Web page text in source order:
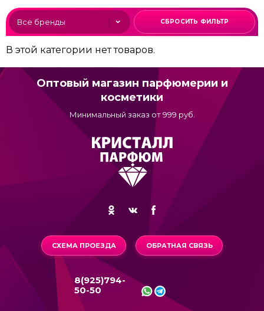
СБРОСИТЬ ФИЛЬТР
В этой категории нет товаров.
Оптовый магазин парфюмерии и
косметики
Минимальный заказ от 999 руб.
СХЕМА ПРОЕЗДА ОБРАТНАЯ СВЯЗЬ
8(925)794-
50-50